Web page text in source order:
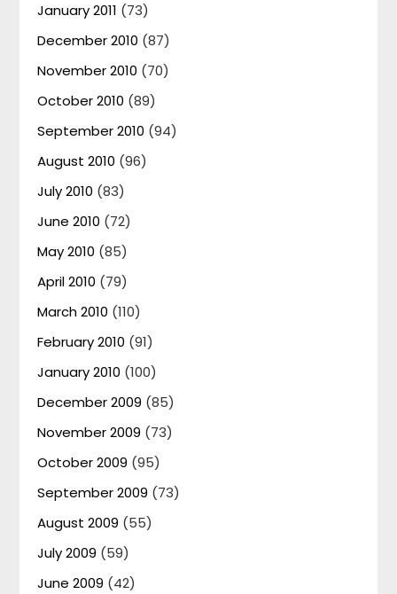
January 2011 (73)
December 2010 (87)
November 2010 (70)
October 2010 (89)
September 2010 (94)
August 2010 (96)
July 2010 (83)
June 2010 (72)
May 2010 (85)
April 2010 (79)
March 2010 (110)
February 2010 (91)
January 2010 (100)
December 2009 (85)
November 2009 (73)
October 2009 (95)
September 2009 (73)
August 2009 (55)
July 2009 (59)
June 2009 (42)